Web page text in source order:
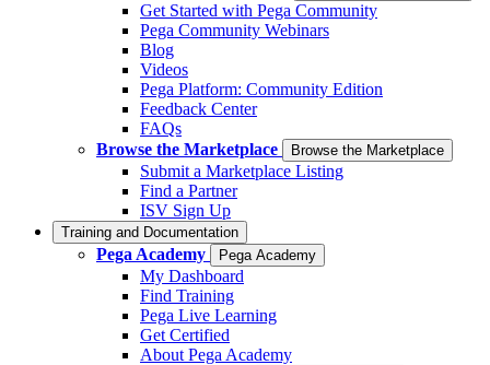
Get Started with Pega Community
Pega Community Webinars
Blog
Videos
Pega Platform: Community Edition
Feedback Center
FAQs
Browse the Marketplace
Browse the Marketplace
Submit a Marketplace Listing
Find a Partner
ISV Sign Up
Training and Documentation
Pega Academy Pega Academy
My Dashboard
Find Training
Pega Live Learning
Get Certified
About Pega Academy